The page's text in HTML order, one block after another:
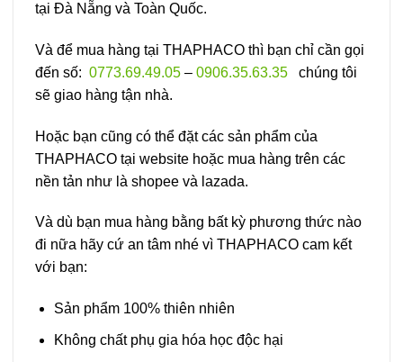
tại Đà Nẵng và Toàn Quốc.
Và để mua hàng tại THAPHACO thì bạn chỉ cần gọi
đến số: 0773.69.49.05 – 0906.35.63.35
chúng tôi
sẽ giao hàng tận nhà.
Hoặc bạn cũng có thể đặt các sản phẩm của
THAPHACO tại website hoặc mua hàng trên các
nền tản như là shopee và lazada.
Và dù bạn mua hàng bằng bất kỳ phương thức nào
đi nữa hãy cứ an tâm nhé vì THAPHACO cam kết
với bạn:
Sản phẩm 100% thiên nhiên
Không chất phụ gia hóa học độc hại